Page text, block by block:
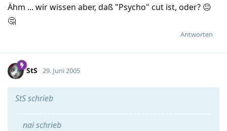
Ähm ... wir wissen aber, daß "Psycho" cut ist, oder? 😐
🤔
Antworten
StS 29. Juni 2005
StS schrieb
nai schrieb